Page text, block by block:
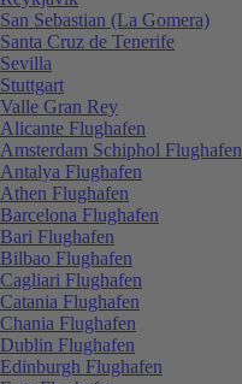
San Sebastian (La Gomera)
Santa Cruz de Tenerife
Sevilla
Stuttgart
Valle Gran Rey
Alicante Flughafen
Amsterdam Schiphol Flughafen
Antalya Flughafen
Athen Flughafen
Barcelona Flughafen
Bari Flughafen
Bilbao Flughafen
Cagliari Flughafen
Catania Flughafen
Chania Flughafen
Dublin Flughafen
Edinburgh Flughafen